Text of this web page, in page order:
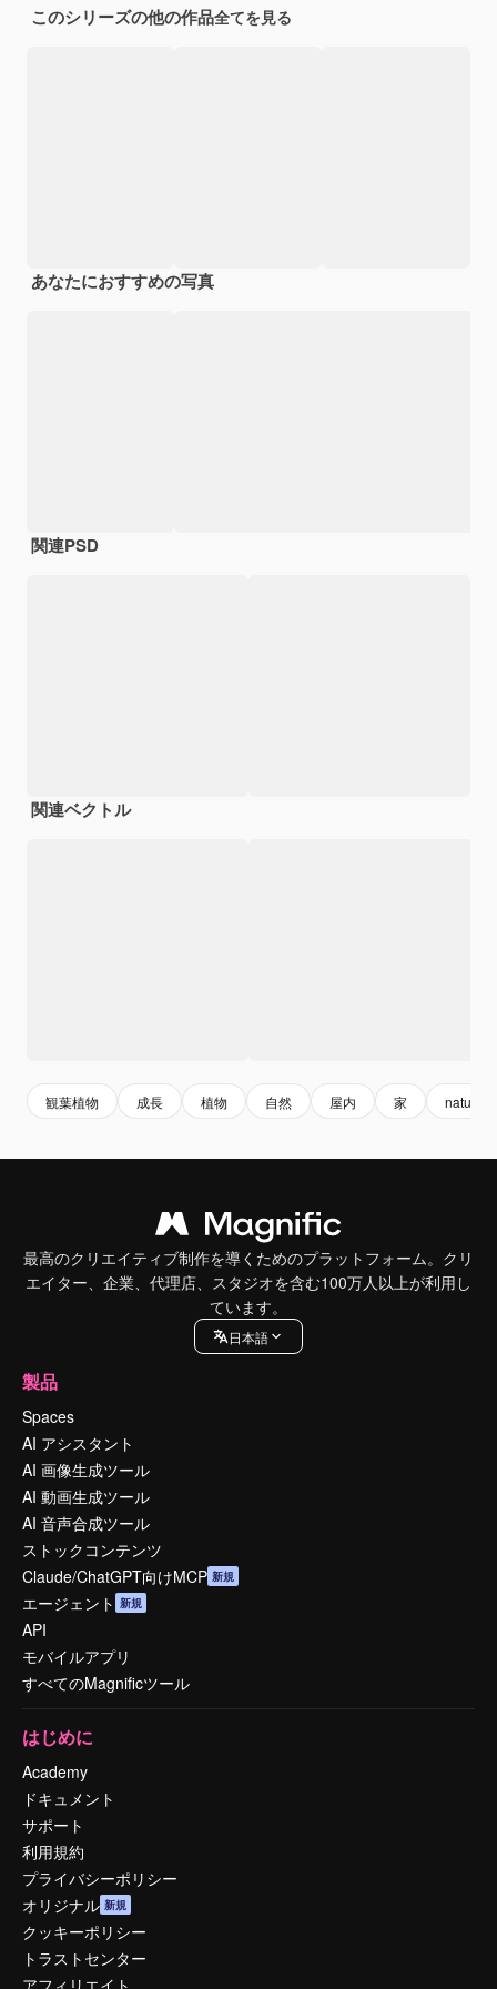
このシリーズの他の作品全てを見る
あなたにおすすめの写真
関連PSD
関連ベクトル
観葉植物 成長 植物 自然 屋内 家 nature
最高のクリエイティブ制作を導くためのプラットフォーム。クリ
エイター、企業、代理店、スタジオを含む100万人以上が利用し
ています。
日本語
製品
Spaces
AI アシスタント
AI 画像生成ツール
AI 動画生成ツール
AI 音声合成ツール
ストックコンテンツ
Claude/ChatGPT向けMCP 新規
エージェント 新規
API
モバイルアプリ
すべてのMagnificツール
はじめに
Academy
ドキュメント
サポート
利用規約
プライバシーポリシー
オリジナル 新規
クッキーポリシー
トラストセンター
アフィリエイト